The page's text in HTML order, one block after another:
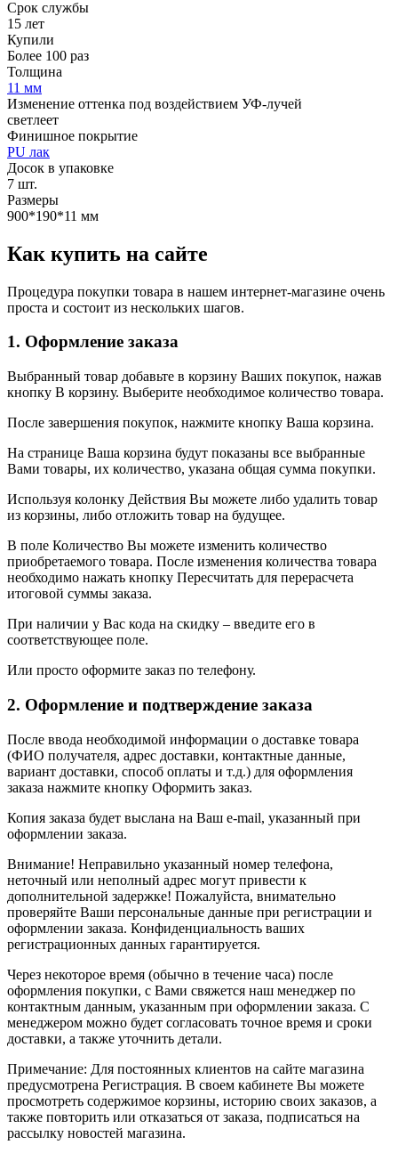
Срок службы
15 лет
Купили
Более 100 раз
Толщина
11 мм
Изменение оттенка под воздействием УФ-лучей
светлеет
Финишное покрытие
PU лак
Досок в упаковке
7 шт.
Размеры
900*190*11 мм
Как купить на сайте
Процедура покупки товара в нашем интернет-магазине очень
проста и состоит из нескольких шагов.
1. Оформление заказа
Выбранный товар добавьте в корзину Ваших покупок, нажав
кнопку В корзину. Выберите необходимое количество товара.
После завершения покупок, нажмите кнопку Ваша корзина.
На странице Ваша корзина будут показаны все выбранные
Вами товары, их количество, указана общая сумма покупки.
Используя колонку Действия Вы можете либо удалить товар
из корзины, либо отложить товар на будущее.
В поле Количество Вы можете изменить количество
приобретаемого товара. После изменения количества товара
необходимо нажать кнопку Пересчитать для перерасчета
итоговой суммы заказа.
При наличии у Вас кода на скидку – введите его в
соответствующее поле.
Или просто оформите заказ по телефону.
2. Оформление и подтверждение заказа
После ввода необходимой информации о доставке товара
(ФИО получателя, адрес доставки, контактные данные,
вариант доставки, способ оплаты и т.д.) для оформления
заказа нажмите кнопку Оформить заказ.
Копия заказа будет выслана на Ваш e-mail, указанный при
оформлении заказа.
Внимание! Неправильно указанный номер телефона,
неточный или неполный адрес могут привести к
дополнительной задержке! Пожалуйста, внимательно
проверяйте Ваши персональные данные при регистрации и
оформлении заказа. Конфиденциальность ваших
регистрационных данных гарантируется.
Через некоторое время (обычно в течение часа) после
оформления покупки, с Вами свяжется наш менеджер по
контактным данным, указанным при оформлении заказа. С
менеджером можно будет согласовать точное время и сроки
доставки, а также уточнить детали.
Примечание: Для постоянных клиентов на сайте магазина
предусмотрена Регистрация. В своем кабинете Вы можете
просмотреть содержимое корзины, историю своих заказов, а
также повторить или отказаться от заказа, подписаться на
рассылку новостей магазина.